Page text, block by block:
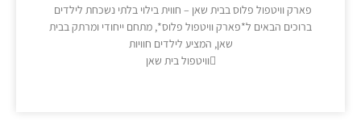
פארק וויטפול פלוס בבית שאן – חווית בילוי בלתי נשכחת לילדים
ברוכים הבאים ל*פארק וויטפול פלוס*, מתחם ייחודי ומרתק בבית
שאן, המציע לילדים חוויות
וויטפול בית שאן